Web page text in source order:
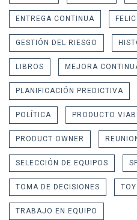
ENTREGA CONTINUA
GESTIÓN DEL RIESGO
LIBROS MEJORA
PLANIFICACIÓN PREDICTIVA
POLÍTICA PRODUCTO
PRODUCT OWNER
SELECCIÓN DE EQUIPOS
TOMA DE DECISIONES
TRABAJO EN EQUIPO